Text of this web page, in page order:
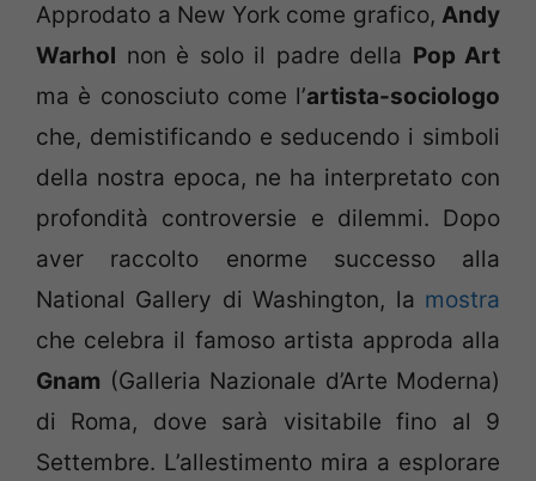
Approdato a New York come grafico, Andy
Warhol non è solo il padre della Pop Art
ma è conosciuto come l’artista-sociologo
che, demistificando e seducendo i simboli
della nostra epoca, ne ha interpretato con
profondità controversie e dilemmi. Dopo
aver raccolto enorme successo alla
National Gallery di Washington, la mostra
che celebra il famoso artista approda alla
Gnam (Galleria Nazionale d’Arte Moderna)
di Roma, dove sarà visitabile fino al 9
Settembre. L’allestimento mira a esplorare